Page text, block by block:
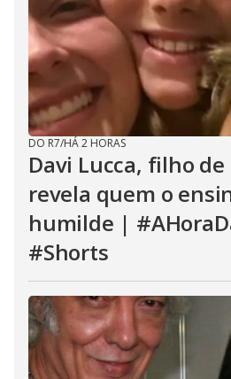
DO R7/HÁ 2 HORAS
Davi Lucca, filho
revela quem o
humilde |
#Shorts